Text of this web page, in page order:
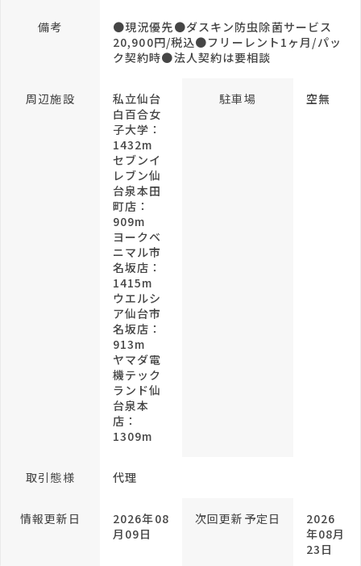
備考
●現況優先●ダスキン防虫除菌サービス
20,900円/税込●フリーレント1ヶ月/パッ
ク契約時●法人契約は要相談
周辺施設
私立仙台
白百合女
子大学：
1432m
セブンイ
レブン仙
台泉本田
町店：
909m
ヨークベ
ニマル市
名坂店：
1415m
ウエルシ
ア仙台市
名坂店：
913m
ヤマダ電
機テック
ランド仙
台泉本
店：
1309m
駐車場 空無
取引態様 代理
情報更新日
2026年08
月09日
次回更新予定日
2026
年08月
23日